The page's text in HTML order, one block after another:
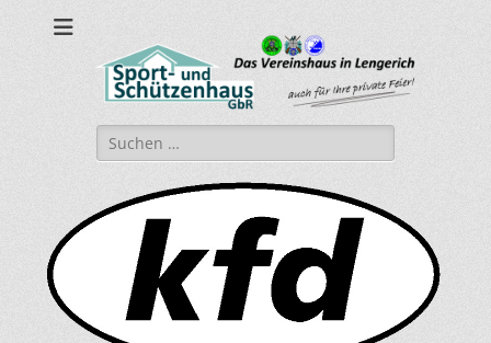
sport-und-
schuetzenhaus.de
Sport- und Schützenhaus GbR
Suche
nach: